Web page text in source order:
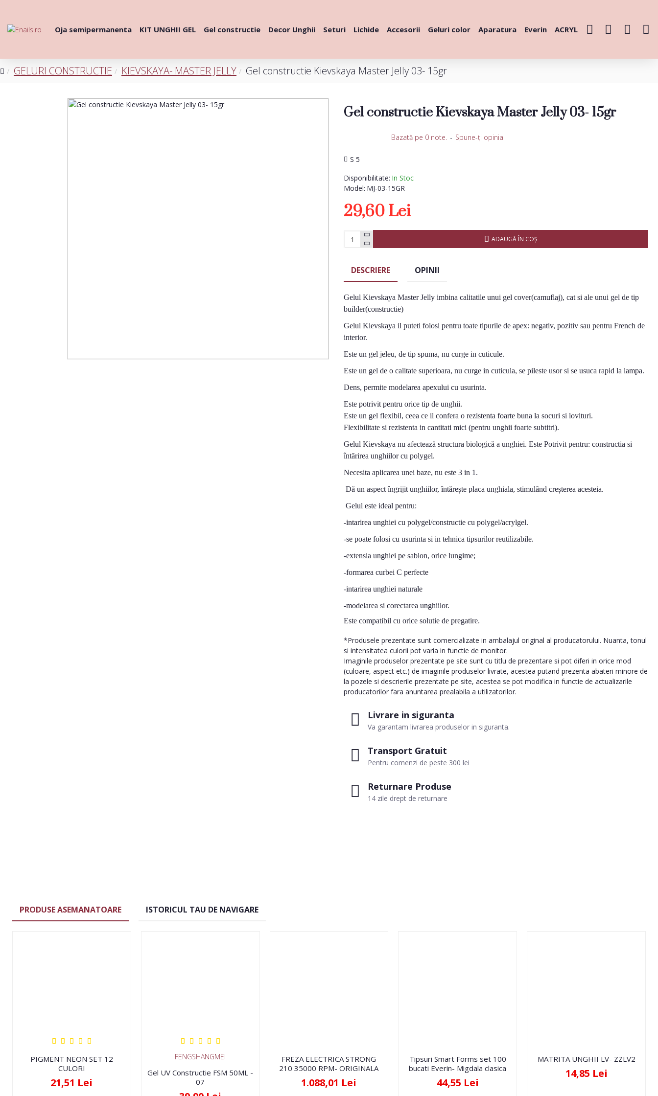
Oja semipermanenta KIT UNGHII GEL Gel constructie Decor Unghii Seturi Lichide Accesorii Geluri color Aparatura Everin ACRYL
GELURI CONSTRUCTIE KIEVSKAYA- MASTER JELLY Gel constructie Kievskaya Master Jelly 03- 15gr
Gel constructie Kievskaya Master Jelly 03- 15gr
Disponibilitate: In Stoc
Model: MJ-03-15GR
S 5
Bazată pe 0 note. - Spune-ţi opinia
29,60 Lei
ADAUGĂ ÎN COŞ
Livrare in siguranta
Va garantam livrarea produselor in siguranta.
Transport Gratuit
Pentru comenzi de peste 300 lei
Returnare Produse
14 zile drept de returnare
DESCRIERE OPINII
Gelul Kievskaya Master Jelly imbina calitatile unui gel cover(camuflaj), cat si ale unui gel de tip
builder(constructie)
Gelul Kievskaya il puteti folosi pentru toate tipurile de apex: negativ, pozitiv sau pentru French de
interior.
Este un gel jeleu, de tip spuma, nu curge in cuticule.
Este un gel de o calitate superioara, nu curge in cuticula, se pileste usor si se usuca rapid la lampa.
Dens, permite modelarea apexului cu usurinta.
Este potrivit pentru orice tip de unghii.
Este un gel flexibil, ceea ce il confera o rezistenta foarte buna la socuri si lovituri.
Flexibilitate si rezistenta in cantitati mici (pentru unghii foarte subtitri).
Gelul Kievskaya nu afectează structura biologică a unghiei. Este Potrivit pentru: constructia si
întărirea unghiilor cu polygel.
Necesita aplicarea unei baze, nu este 3 in 1.
Dă un aspect îngrijit unghiilor, întărește placa unghiala, stimulând creșterea acesteia.
Gelul este ideal pentru:
-intarirea unghiei cu polygel/constructie cu polygel/acrylgel.
-se poate folosi cu usurinta si in tehnica tipsurilor reutilizabile.
-extensia unghiei pe sablon, orice lungime;
-formarea curbei C perfecte
-intarirea unghiei naturale
-modelarea si corectarea unghiilor.
Este compatibil cu orice solutie de pregatire.
*Produsele prezentate sunt comercializate in ambalajul original al producatorului. Nuanta, tonul
si intensitatea culorii pot varia in functie de monitor.
Imaginile produselor prezentate pe site sunt cu titlu de prezentare si pot diferi in orice mod
(culoare, aspect etc.) de imaginile produselor livrate, acestea putand prezenta abateri minore de
la pozele si descrierile prezentate pe site, acestea se pot modifica in functie de actualizarile
producatorilor fara anuntarea prealabila a utilizatorilor.
PRODUSE ASEMANATOARE ISTORICUL TAU DE NAVIGARE
PIGMENT NEON SET 12
CULORI
21,51 Lei
FENGSHANGMEI
Gel UV Constructie FSM 50ML -
07
FREZA ELECTRICA STRONG
210 35000 RPM- ORIGINALA
1.088,01 Lei
Tipsuri Smart Forms set 100
bucati Everin- Migdala clasica
44,55 Lei
MATRITA UNGHII LV- ZZLV2
14,85 Lei